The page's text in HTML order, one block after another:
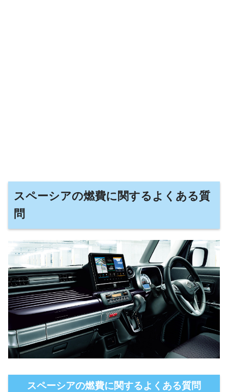
スペーシアの燃費に関するよくある質
問
スペーシアの燃費に関するよくある質問